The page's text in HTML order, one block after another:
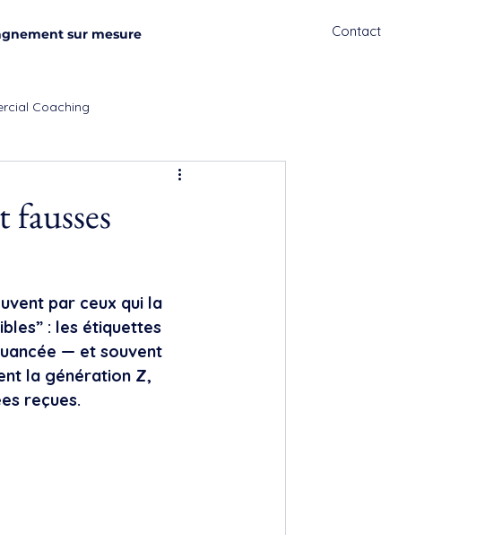
sur mesure Contact
Coaching
par ceux qui la
: les étiquettes
— et souvent
la génération Z,
reçues.